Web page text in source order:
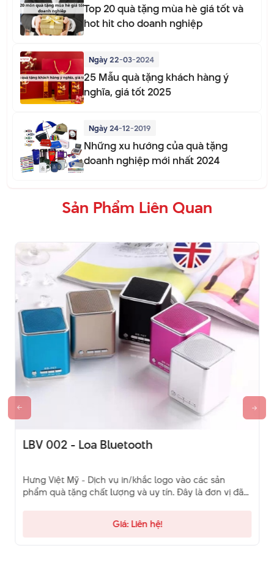
Top 20 quà tặng mùa hè giá tốt và
hot hit cho doanh nghiệp
Ngày 22-03-2024
25 Mẫu quà tặng khách hàng ý
nghĩa, giá tốt 2025
Ngày 24-12-2019
Những xu hướng của quà tặng
doanh nghiệp mới nhất 2024
Sản Phẩm Liên Quan
LBV 002 - Loa Bluetooth
Hưng Việt Mỹ - Dịch vụ in/khắc logo vào các sản
phẩm quà tặng chất lượng và uy tín. Đây là đơn vị đã
Giá: Liên hệ!